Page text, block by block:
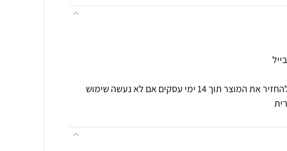
תנאי רכישה ואחריות: ניתן להחזיר את המוצר תוך 14 ימי עסקים אם לא נעשה שימוש